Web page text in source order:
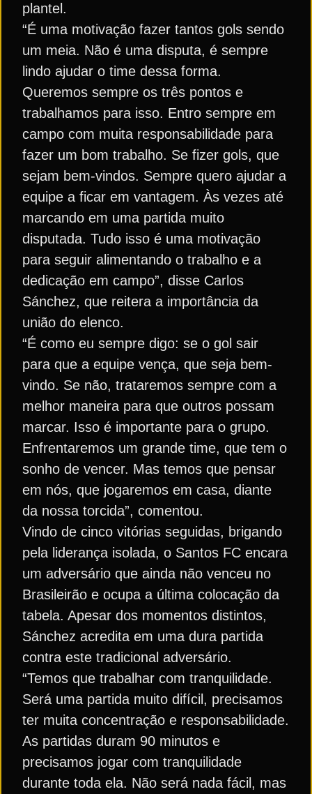
plantel.
“É uma motivação fazer tantos gols sendo
um meia. Não é uma disputa, é sempre
lindo ajudar o time dessa forma.
Queremos sempre os três pontos e
trabalhamos para isso. Entro sempre em
campo com muita responsabilidade para
fazer um bom trabalho. Se fizer gols, que
sejam bem-vindos. Sempre quero ajudar a
equipe a ficar em vantagem. Às vezes até
marcando em uma partida muito
disputada. Tudo isso é uma motivação
para seguir alimentando o trabalho e a
dedicação em campo”, disse Carlos
Sánchez, que reitera a importância da
união do elenco.
“É como eu sempre digo: se o gol sair
para que a equipe vença, que seja bem-
vindo. Se não, trataremos sempre com a
melhor maneira para que outros possam
marcar. Isso é importante para o grupo.
Enfrentaremos um grande time, que tem o
sonho de vencer. Mas temos que pensar
em nós, que jogaremos em casa, diante
da nossa torcida”, comentou.
Vindo de cinco vitórias seguidas, brigando
pela liderança isolada, o Santos FC encara
um adversário que ainda não venceu no
Brasileirão e ocupa a última colocação da
tabela. Apesar dos momentos distintos,
Sánchez acredita em uma dura partida
contra este tradicional adversário.
“Temos que trabalhar com tranquilidade.
Será uma partida muito difícil, precisamos
ter muita concentração e responsabilidade.
As partidas duram 90 minutos e
precisamos jogar com tranquilidade
durante toda ela. Não será nada fácil, mas